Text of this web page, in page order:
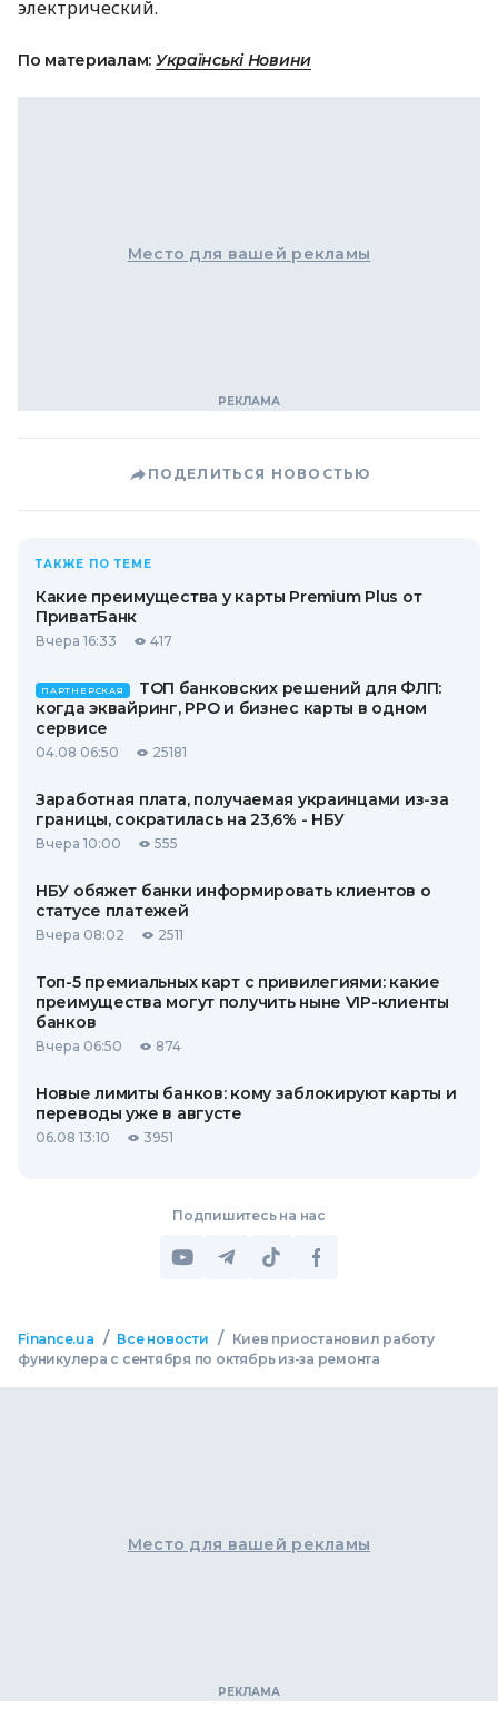
электрический.
По материалам: Українські Новини
Место для вашей рекламы
ПОДЕЛИТЬСЯ НОВОСТЬЮ
ТАКЖЕ ПО ТЕМЕ
Какие преимущества у карты Premium Plus от
ПриватБанк
Вчера 16:33 417
ПАРТНЕРСКАЯ
ТОП банковских решений для ФЛП:
когда эквайринг, РРО и бизнес карты в одном
сервисе
04.08 06:50 25181
Заработная плата, получаемая украинцами из-за
границы, сократилась на 23,6% - НБУ
Вчера 10:00 555
НБУ обяжет банки информировать клиентов о
статусе платежей
Вчера 08:02 2511
Топ-5 премиальных карт с привилегиями: какие
преимущества могут получить ныне VIP-клиенты
банков
Вчера 06:50 874
Новые лимиты банков: кому заблокируют карты и
переводы уже в августе
06.08 13:10 3951
Подпишитесь на нас
Finance.ua / Все новости /
Киев приостановил работу
фуникулера с сентября по октябрь из-за ремонта
Место для вашей рекламы